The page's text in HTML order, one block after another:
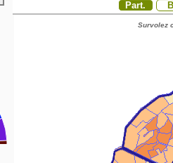
Part.
Survolez